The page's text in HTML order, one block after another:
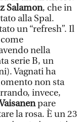
Salamon, che in
alla Spal.
un “refresh”. Il
nella
serie B, un
Vagnati ha
non sta
invece,
pare
la rosa. È un 23